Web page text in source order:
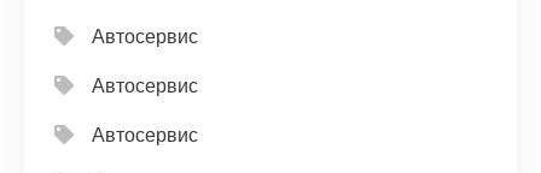
Автосервис
Автосервис
Автосервис